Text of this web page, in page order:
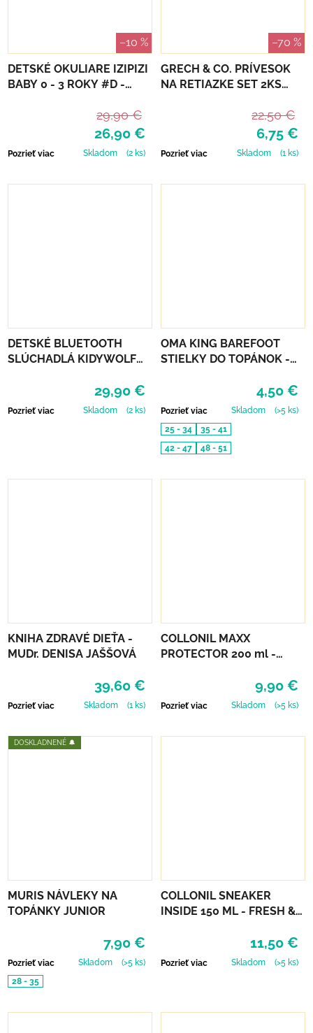
–10 %
DETSKÉ OKULIARE IZIPIZI
BABY 0 - 3 ROKY #D -
26,90 €
29,90 €
Pozrieť viac Skladom (2 ks)
–70 %
GRECH & CO. PRÍVESOK
NA RETIAZKE SET 2KS
6,75 €
22,50 €
Pozrieť viac Skladom (1 ks)
DETSKÉ BLUETOOTH
SLÚCHADLÁ KIDYWOLF
29,90 €
Pozrieť viac Skladom (2 ks)
OMA KING BAREFOOT
STIELKY DO TOPÁNOK -
4,50 €
Pozrieť viac Skladom
(>5 ks)
25 - 34
35 - 41
42 - 47
48 - 51
KNIHA ZDRAVÉ DIEŤA -
MUDr. DENISA JAŠŠOVÁ
39,60 €
Pozrieť viac Skladom (1 ks)
COLLONIL MAXX
PROTECTOR 200 ml -
9,90 €
Pozrieť viac Skladom (>5 ks)
DOSKLADNENÉ 🔔
MURIS NÁVLEKY NA
TOPÁNKY JUNIOR
7,90 €
Pozrieť viac Skladom
(>5 ks)
28 - 35
COLLONIL SNEAKER
INSIDE 150 ML - FRESH &
11,50 €
Pozrieť viac Skladom (>5 ks)